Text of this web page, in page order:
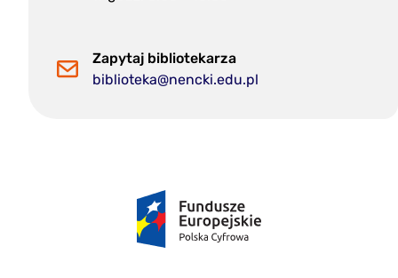
Zapytaj bibliotekarza
biblioteka@nencki.edu.pl